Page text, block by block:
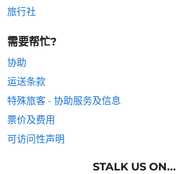
旅行社
需要帮忙?
协助
运送条款
特殊旅客 - 协助服务及信息
票价及费用
可访问性声明
STALK US ON...